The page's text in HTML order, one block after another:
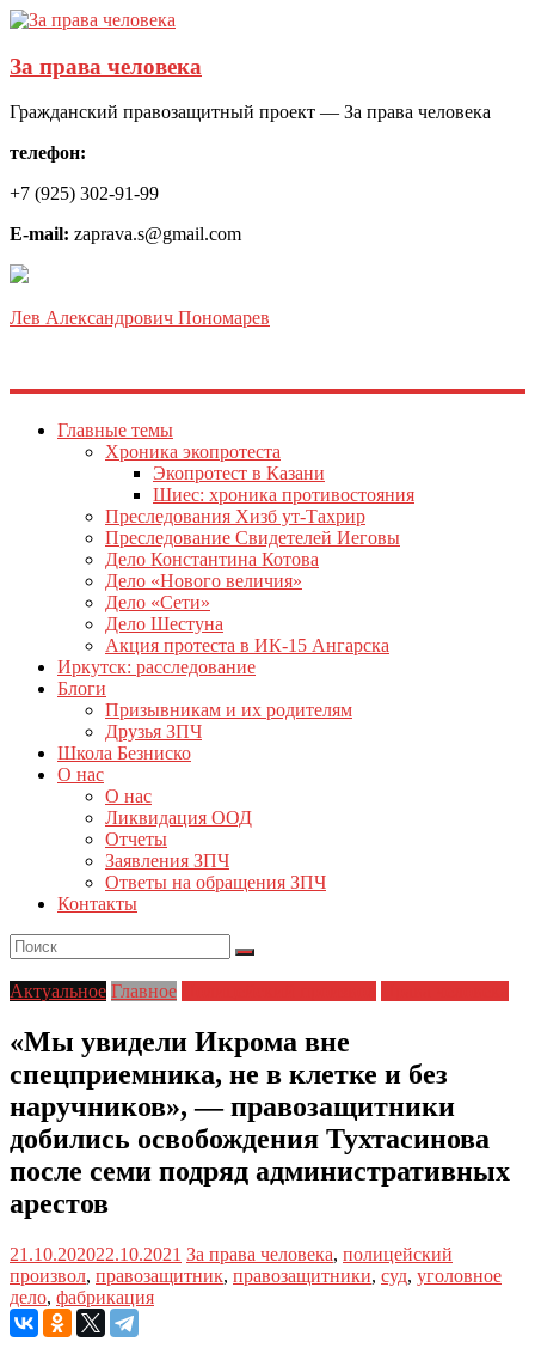
За права человека
Гражданский правозащитный проект — За права человека
телефон:
+7 (925) 302-91-99
E-mail: zaprava.s@gmail.com
Лев Александрович Пономарев
Главные темы
Хроника экопротеста
Экопротест в Казани
Шиес: хроника противостояния
Преследования Хизб ут-Тахрир
Преследование Свидетелей Иеговы
Дело Константина Котова
Дело «Нового величия»
Дело «Сети»
Дело Шестуна
Акция протеста в ИК-15 Ангарска
Иркутск: расследование
Блоги
Призывникам и их родителям
Друзья ЗПЧ
Школа Безниско
О нас
О нас
Ликвидация ООД
Отчеты
Заявления ЗПЧ
Ответы на обращения ЗПЧ
Контакты
Актуальное Главное
«Мы увидели Икрома вне
спецприемника, не в клетке и без
наручников», — правозащитники
добились освобождения Тухтасинова
после семи подряд административных
арестов
21.10.202022.10.2021 За права человека, полицейский
произвол, правозащитник, правозащитники, суд, уголовное
дело, фабрикация